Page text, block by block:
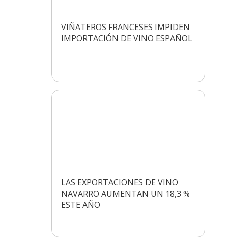
VIÑATEROS FRANCESES IMPIDEN
IMPORTACIÓN DE VINO ESPAÑOL
LAS EXPORTACIONES DE VINO
NAVARRO AUMENTAN UN 18,3 %
ESTE AÑO